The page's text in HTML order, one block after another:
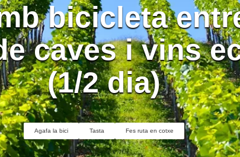
bicicleta
caves i vins
(1/2 dia)
Agafa la bici Tasta Fes ruta en cotxe